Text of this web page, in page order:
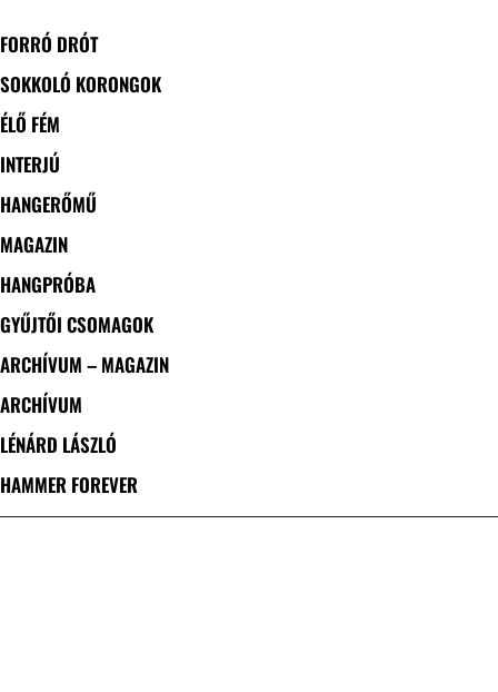
FORRÓ DRÓT
SOKKOLÓ KORONGOK
ÉLŐ FÉM
INTERJÚ
HANGERŐMŰ
MAGAZIN
HANGPRÓBA
GYŰJTŐI CSOMAGOK
ARCHÍVUM – MAGAZIN
ARCHÍVUM
LÉNÁRD LÁSZLÓ
HAMMER FOREVER